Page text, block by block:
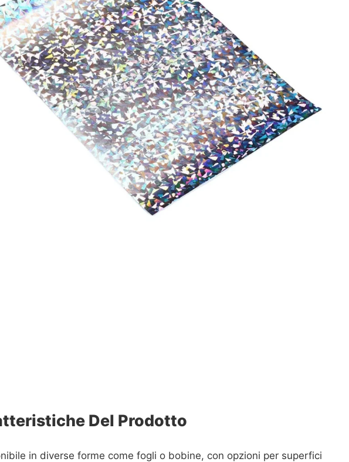
Del Prodotto
in diverse forme come fogli o bobine, con opzioni per superfici